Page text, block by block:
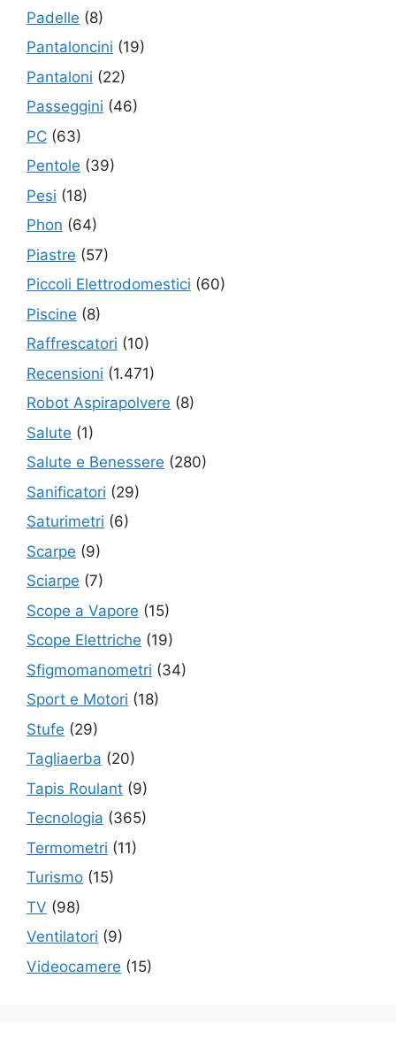
Padelle (8)
Pantaloncini (19)
Pantaloni (22)
Passeggini (46)
PC (63)
Pentole (39)
Pesi (18)
Phon (64)
Piastre (57)
Piccoli Elettrodomestici (60)
Piscine (8)
Raffrescatori (10)
Recensioni (1.471)
Robot Aspirapolvere (8)
Salute (1)
Salute e Benessere (280)
Sanificatori (29)
Saturimetri (6)
Scarpe (9)
Sciarpe (7)
Scope a Vapore (15)
Scope Elettriche (19)
Sfigmomanometri (34)
Sport e Motori (18)
Stufe (29)
Tagliaerba (20)
Tapis Roulant (9)
Tecnologia (365)
Termometri (11)
Turismo (15)
TV (98)
Ventilatori (9)
Videocamere (15)